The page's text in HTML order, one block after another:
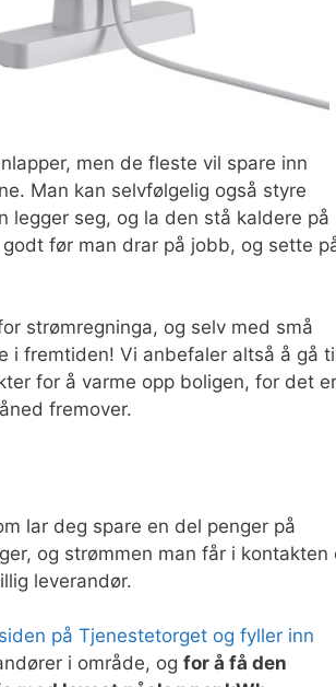
men de fleste vil spare inn
Man kan selvfølgelig også styre
legger seg, og la den stå kaldere på
før man drar på jobb, og sette
strømregninga, og selv med små
i fremtiden! Vi anbefaler altså å gå
for å varme opp boligen, for det er
fremover.
lar deg spare en del penger på
og strømmen man får i kontakten
leverandør.
på Tjenestetorget og fyller inn
i område, og for å få den